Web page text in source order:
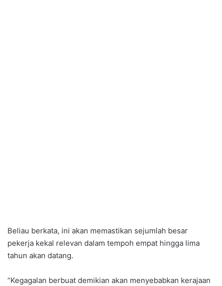
Beliau berkata, ini akan memastikan sejumlah besar
pekerja kekal relevan dalam tempoh empat hingga lima
tahun akan datang.
“Kegagalan berbuat demikian akan menyebabkan kerajaan